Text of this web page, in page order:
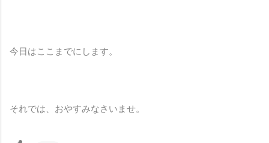
今日はここまでにします。
それでは、おやすみなさいませ。